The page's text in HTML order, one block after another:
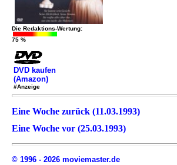
Die Redaktions-Wertung:
75 %
DVD kaufen
(Amazon)
#Anzeige
Eine Woche zurück (11.03.1993)
Eine Woche vor (25.03.1993)
© 1996 - 2026 moviemaster.de